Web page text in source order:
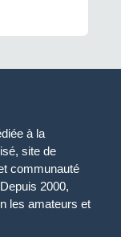
à la
site de
communauté
2000,
les amateurs et